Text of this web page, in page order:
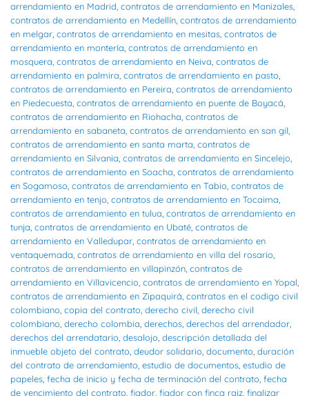
arrendamiento en Madrid, contratos de arrendamiento en Manizales,
contratos de arrendamiento en Medellín, contratos de arrendamiento
en melgar, contratos de arrendamiento en mesitas, contratos de
arrendamiento en montería, contratos de arrendamiento en
mosquera, contratos de arrendamiento en Neiva, contratos de
arrendamiento en palmira, contratos de arrendamiento en pasto,
contratos de arrendamiento en Pereira, contratos de arrendamiento
en Piedecuesta, contratos de arrendamiento en puente de Boyacá,
contratos de arrendamiento en Riohacha, contratos de
arrendamiento en sabaneta, contratos de arrendamiento en san gil,
contratos de arrendamiento en santa marta, contratos de
arrendamiento en Silvania, contratos de arrendamiento en Sincelejo,
contratos de arrendamiento en Soacha, contratos de arrendamiento
en Sogamoso, contratos de arrendamiento en Tabio, contratos de
arrendamiento en tenjo, contratos de arrendamiento en Tocaima,
contratos de arrendamiento en tulua, contratos de arrendamiento en
tunja, contratos de arrendamiento en Ubaté, contratos de
arrendamiento en Valledupar, contratos de arrendamiento en
ventaquemada, contratos de arrendamiento en villa del rosario,
contratos de arrendamiento en villapinzón, contratos de
arrendamiento en Villavicencio, contratos de arrendamiento en Yopal,
contratos de arrendamiento en Zipaquirá, contratos en el codigo civil
colombiano, copia del contrato, derecho civil, derecho civil
colombiano, derecho colombia, derechos, derechos del arrendador,
derechos del arrendatario, desalojo, descripción detallada del
inmueble objeto del contrato, deudor solidario, documento, duración
del contrato de arrendamiento, estudio de documentos, estudio de
papeles, fecha de inicio y fecha de terminación del contrato, fecha
de vencimiento del contrato, fiador, fiador con finca raiz, finalizar